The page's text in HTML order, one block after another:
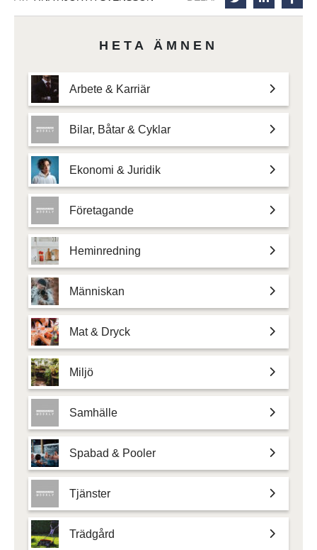
HETA ÄMNEN
Arbete & Karriär
Bilar, Båtar & Cyklar
Ekonomi & Juridik
Företagande
Heminredning
Människan
Mat & Dryck
Miljö
Samhälle
Spabad & Pooler
Tjänster
Trädgård